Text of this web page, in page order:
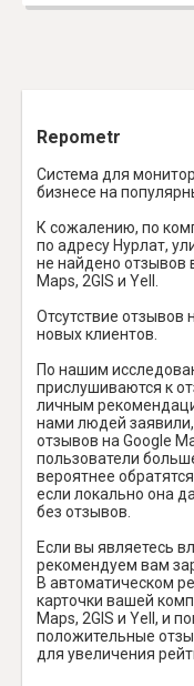
Repometr
Система для
бизнесе на
К сожалению, по
по адресу Нурлат,
не найдено отзывов
Maps, 2GIS и Yell.
Отсутствие отзывов
новых клиентов.
По нашим
прислушиваются к
личным
нами людей
отзывов на Google
пользователи
вероятнее
если локально она
без отзывов.
Если вы являетесь
рекомендуем вам
В автоматическом
карточки вашей
Maps, 2GIS и Yell, и
положительные
для увеличения